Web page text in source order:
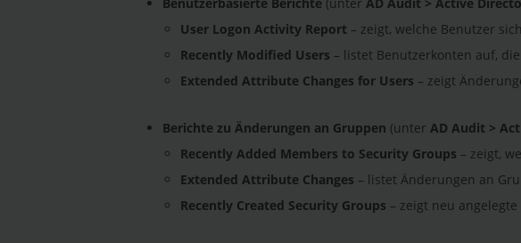
User Logon Activity Report – zeigt, welche Benutzer
Recently Modified Users – listet Benutzerkonten auf,
Extended Attribute Changes for Users – zeigt
Berichte zu Änderungen an Gruppen (unter AD Audit >
Recently Added Members to Security Groups – zeigt,
Extended Attribute Changes – listet Änderungen an
Recently Created Security Groups – zeigt neu